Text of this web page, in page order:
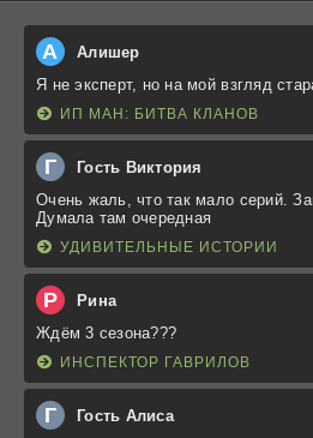
А Алишер
Я не эксперт, но на мой взгляд
ИП МАН: БИТВА КЛАНОВ
Г Гость Виктория
Очень жаль, что так мало серий.
Думала там очередная
УДИВИТЕЛЬНЫЕ ИСТОРИИ
Р Рина
Ждём 3 сезона???
ИНСПЕКТОР ГАВРИЛОВ
Г Гость Алиса